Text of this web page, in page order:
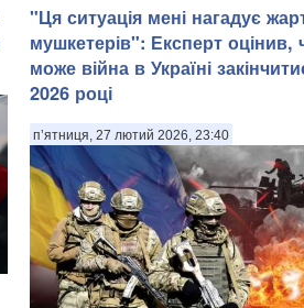
"Ця ситуація мені нагадує
мушкетерів": Експерт оцінив,
може війна в Україні
2026 році
п’ятниця, 27 лютий 2026, 23:40